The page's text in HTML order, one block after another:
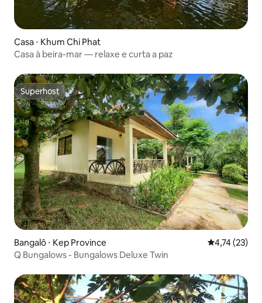
Casa ⋅ Khum Chi Phat
Casa à beira-mar — relaxe e curta a paz
Superhost
Superhost
Bangalô ⋅ Kep Province 4,74 de uma
4,74 (23)
Q Bungalows - Bungalows Deluxe Twin